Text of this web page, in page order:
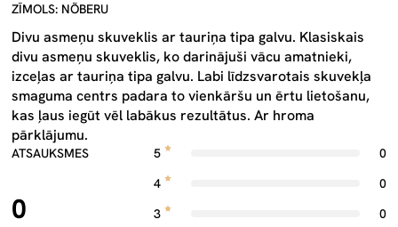
ZĪMOLS: NÕBERU
Divu asmeņu skuveklis ar tauriņa tipa galvu. Klasiskais
divu asmeņu skuveklis, ko darinājuši vācu amatnieki,
izceļas ar tauriņa tipa galvu. Labi līdzsvarotais skuvekļa
smaguma centrs padara to vienkāršu un ērtu lietošanu,
kas ļaus iegūt vēl labākus rezultātus. Ar hroma
pārklājumu.
ATSAUKSMES
0
5
0
4
0
3
0